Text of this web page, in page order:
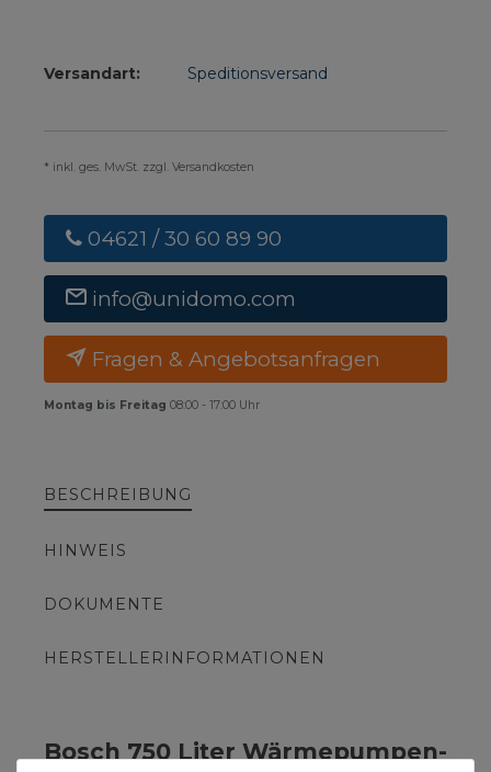
Versandart: Speditionsversand
* inkl. ges. MwSt. zzgl. Versandkosten
04621 / 30 60 89 90
info@unidomo.com
Fragen & Angebotsanfragen
Montag bis Freitag 08:00 - 17:00 Uhr
BESCHREIBUNG
HINWEIS
DOKUMENTE
HERSTELLERINFORMATIONEN
Bosch 750 Liter Wärmepumpen-